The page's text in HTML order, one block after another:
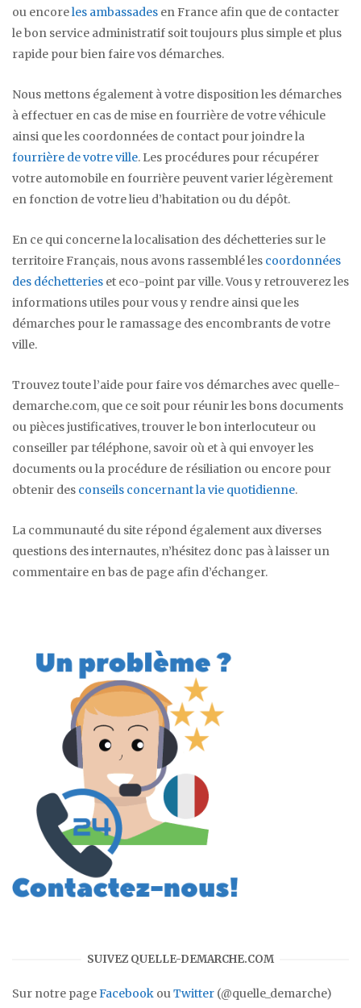
ou encoreles ambassades en France afin que de contacter
le bon service administratif soit toujours plus simple et plus
rapide pour bien faire vos démarches.
Nous mettons également à votre disposition les démarches
à effectuer en cas de mise en fourrière de votre véhicule
ainsi que les coordonnées de contact pour joindre la
fourrière de votre ville. Les procédures pour récupérer
votre automobile en fourrière peuvent varier légèrement
en fonction de votre lieu d’habitation ou du dépôt.
En ce qui concerne la localisation des déchetteries sur le
territoire Français, nous avons rassemblé les coordonnées
des déchetteries et eco-point par ville. Vous y retrouverez les
informations utiles pour vous y rendre ainsi que les
démarches pour le ramassage des encombrants de votre
ville.
Trouvez toute l’aide pour faire vos démarches avec quelle-
demarche.com, que ce soit pour réunir les bons documents
ou pièces justificatives, trouver le bon interlocuteur ou
conseiller par téléphone, savoir où et à qui envoyer les
documents ou la procédure de résiliation ou encore pour
obtenir des conseils concernant la vie quotidienne.
La communauté du site répond également aux diverses
questions des internautes, n’hésitez donc pas à laisser un
commentaire en bas de page afin d’échanger.
SUIVEZ QUELLE-DEMARCHE.COM
Sur notre pageFacebook ouTwitter (@quelle_demarche)